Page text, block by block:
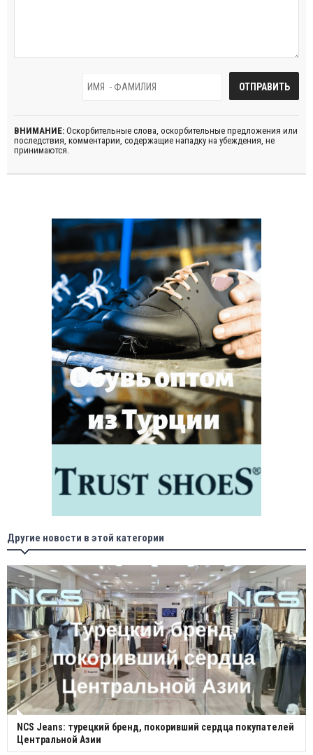
ВНИМАНИЕ: Оскорбительные слова, оскорбительные предложения или
последствия, комментарии, содержащие нападку на убеждения, не
принимаются.
Другие новости в этой категории
NCS Jeans: турецкий бренд, покоривший сердца покупателей
Центральной Азии